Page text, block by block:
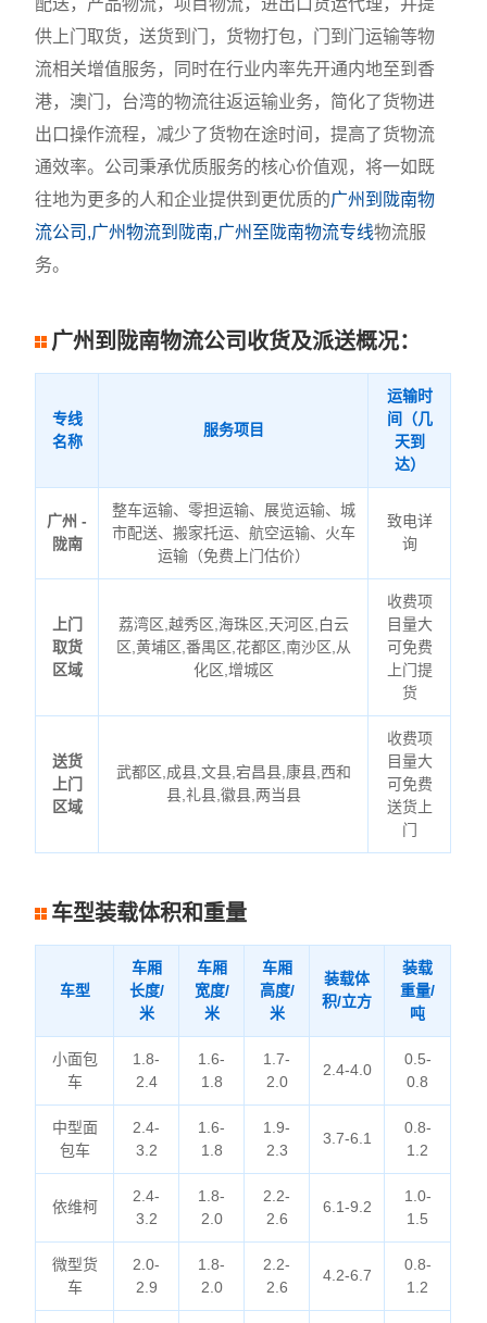
配送，产品物流，项目物流，进出口货运代理，并提
供上门取货，送货到门，货物打包，门到门运输等物
流相关增值服务，同时在行业内率先开通内地至到香
港，澳门，台湾的物流往返运输业务，简化了货物进
出口操作流程，减少了货物在途时间，提高了货物流
通效率。公司秉承优质服务的核心价值观，将一如既
往地为更多的人和企业提供到更优质的广州到陇南物
流公司,广州物流到陇南,广州至陇南物流专线物流服
务。
广州到陇南物流公司收货及派送概况：
专线
名称
服务项目
运输时
间（几
天到
达）
广州 -
陇南
整车运输、零担运输、展览运输、城
市配送、搬家托运、航空运输、火车
运输（免费上门估价）
致电详
询
上门
取货
区域
荔湾区,越秀区,海珠区,天河区,白云
区,黄埔区,番禺区,花都区,南沙区,从
化区,增城区
收费项
目量大
可免费
上门提
货
送货
上门
区域
武都区,成县,文县,宕昌县,康县,西和
县,礼县,徽县,两当县
收费项
目量大
可免费
送货上
门
车型装载体积和重量
车型
车厢
长度/
米
车厢
宽度/
米
车厢
高度/
米
装载体
积/立方
装载
重量/
吨
小面包
车
1.8-
2.4
1.6-
1.8
1.7-
2.0
2.4-4.0
0.5-
0.8
中型面
包车
2.4-
3.2
1.6-
1.8
1.9-
2.3
3.7-6.1
0.8-
1.2
依维柯
2.4-
3.2
1.8-
2.0
2.2-
2.6
6.1-9.2
1.0-
1.5
微型货
车
2.0-
2.9
1.8-
2.0
2.2-
2.6
4.2-6.7
0.8-
1.2